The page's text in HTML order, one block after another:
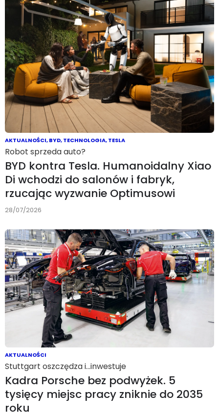
AKTUALNOŚCI,BYD,TECHNOLOGIA,TESLA
Robot sprzeda auto?
BYD kontra Tesla. Humanoidalny Xiao
Di wchodzi do salonów i fabryk,
rzucając wyzwanie Optimusowi
28/07/2026
AKTUALNOŚCI
Stuttgart oszczędza i…inwestuje
Kadra Porsche bez podwyżek. 5
tysięcy miejsc pracy zniknie do 2035
roku